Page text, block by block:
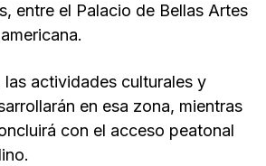
entre el Palacio de Bellas Artes
las actividades culturales y
en esa zona, mientras
con el acceso peatonal